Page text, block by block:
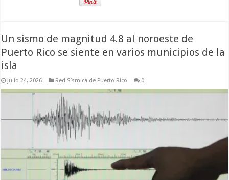
Un sismo de magnitud 4.8 al noroeste de
Puerto Rico se siente en varios municipios de la
isla
julio 24, 2026 Red Sísmica de Puerto Rico 0